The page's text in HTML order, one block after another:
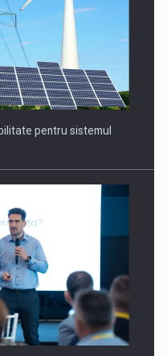
pentru sistemul